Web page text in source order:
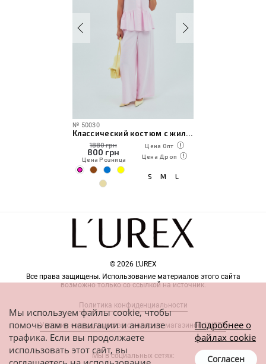
№ 50030
Классический костюм с жилеткой с оборками и брюками
1880 грн
800 грн
Цена Розница
Цена Опт
Цена Дроп
S M L
© 2026 L'UREX
Все права защищены. Использование материалов этого сайта
возможно только со ссылкой на источник.
Политика конфиденциальности
Условия сотрудничества с интернет-магазином L'UREX
Мы в социальных сетях:
Мы используем файлы cookie, чтобы
помочь вам в навигации и анализе
трафика. Если вы продолжаете
использовать этот сайт, вы
Подробнее о
файлах cookie
Согласен